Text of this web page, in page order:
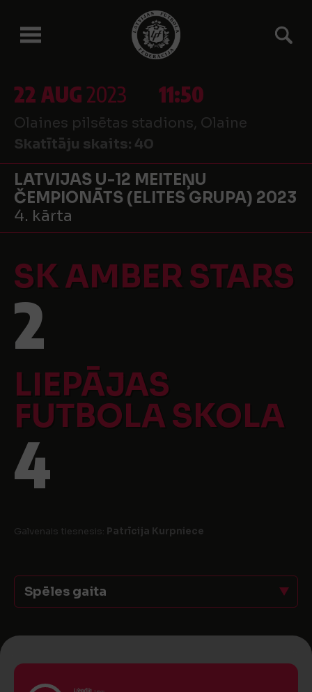
22 AUG2023 11:50
Olaines pilsētas stadions, Olaine
Skatītāju skaits: 40
LATVIJAS U-12 MEITEŅU
ČEMPIONĀTS (ELITES GRUPA) 2023
4. kārta
SK AMBER STARS
2
LIEPĀJAS
FUTBOLA SKOLA
4
Galvenais tiesnesis: Patrīcija Kurpniece
Spēles gaita